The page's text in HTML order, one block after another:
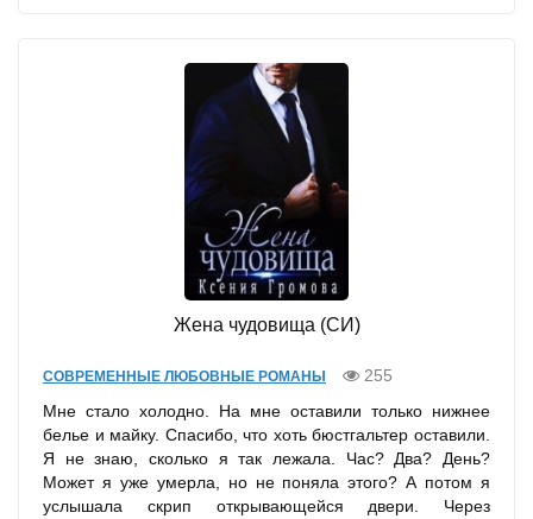
Жена чудовища (СИ)
СОВРЕМЕННЫЕ ЛЮБОВНЫЕ РОМАНЫ
255
Мне стало холодно. На мне оставили только нижнее
белье и майку. Спасибо, что хоть бюстгальтер оставили.
Я не знаю, сколько я так лежала. Час? Два? День?
Может я уже умерла, но не поняла этого? А потом я
услышала скрип открывающейся двери. Через